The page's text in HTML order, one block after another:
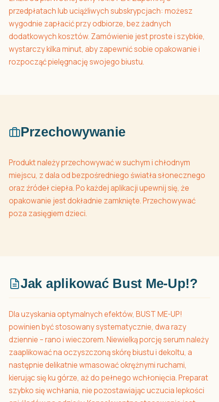
przedpłatach lub uciążliwych subskrypcjach: możesz
wygodnie zapłacić przy odbiorze, bez żadnych
dodatkowych kosztów. Zamówienie jest proste i szybkie,
wystarczy kilka minut, aby zapewnić sobie opakowanie i
rozpocząć pielęgnację swojego biustu.
Przechowywanie
Produkt należy przechowywać w suchym i chłodnym
miejscu, z dala od bezpośredniego światła słonecznego
oraz źródeł ciepła. Po każdej aplikacji upewnij się, że
opakowanie jest dokładnie zamknięte. Przechowywać
poza zasięgiem dzieci.
Jak aplikować Bust Me-Up!?
Dla uzyskania optymalnych efektów, BUST ME-UP!
powinien być stosowany systematycznie, dwa razy
dziennie – rano i wieczorem. Niewielką porcję serum należy
zaaplikować na oczyszczoną skórę biustu i dekoltu, a
następnie delikatnie wmasować okrężnymi ruchami,
kierując się ku górze, aż do pełnego wchłonięcia. Preparat
szybko się wchłania, nie pozostawiając uczucia lepkości